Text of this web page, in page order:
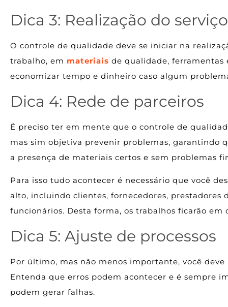
Dica 3: Realização do serviço
O controle de qualidade deve se iniciar na
trabalho, em materiais de qualidade, ferramentas
economizar tempo e dinheiro caso algum
Dica 4: Rede de parceiros
É preciso ter em mente que o controle de
mas sim objetiva prevenir problemas, garantindo
a presença de materiais certos e sem problemas
Para isso tudo acontecer é necessário que você
alto, incluindo clientes, fornecedores, prestadores
funcionários. Desta forma, os trabalhos ficarão em
Dica 5: Ajuste de processos
Por último, mas não menos importante, você
Entenda que erros podem acontecer e é sempre
podem gerar falhas.